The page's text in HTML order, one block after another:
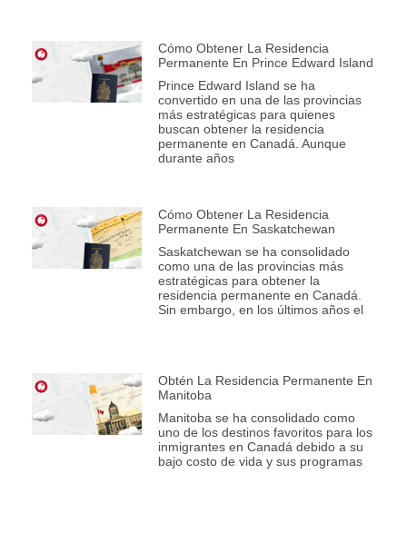
Cómo Obtener La Residencia
Permanente En Prince Edward Island
Prince Edward Island se ha
convertido en una de las provincias
más estratégicas para quienes
buscan obtener la residencia
permanente en Canadá. Aunque
durante años
Cómo Obtener La Residencia
Permanente En Saskatchewan
Saskatchewan se ha consolidado
como una de las provincias más
estratégicas para obtener la
residencia permanente en Canadá.
Sin embargo, en los últimos años el
Obtén La Residencia Permanente En
Manitoba
Manitoba se ha consolidado como
uno de los destinos favoritos para los
inmigrantes en Canadá debido a su
bajo costo de vida y sus programas